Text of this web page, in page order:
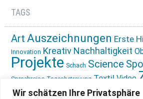
Wir schätzen Ihre Privatsphäre
TAGS
Art Auszeichnungen Erste
Innovation Kreativ Nachhaltigkeit
Projekte Schach Science
Sprachreise Tagesbetreuung Textil Video
gestalten Ökologie